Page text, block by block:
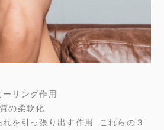
ーリング作用
の柔軟化
れを引っ張り出す作用 これらの３